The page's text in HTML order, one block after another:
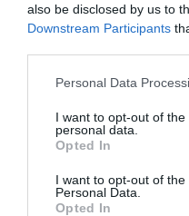
also be disclosed by us to
Downstream Participants
Please note that this
not limited to your visit or
grant or deny consent to
use your data for below
consent section.
Personal Data
I want to opt-out of
personal data.
Opted In
I want to opt-out of the
Personal Data.
Opted In